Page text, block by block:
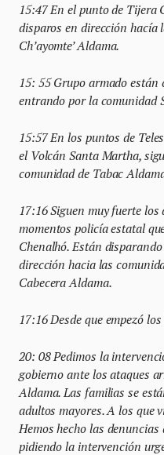
15:47 En el punto de Tijera
disparos en dirección hacía
Ch’ayomte’ Aldama.
15: 55 Grupo armado
entrando por la comunidad
15:57 En los puntos de
el Volcán Santa Martha,
comunidad de Tabac
17:16 Siguen muy fuerte
momentos policía estatal
Chenalhó. Están
dirección hacia las
Cabecera Aldama.
17:16 Desde que empezó
20: 08 Pedimos la
gobierno ante los ataques
Aldama. Las familias se
adultos mayores. A los que
Hemos hecho las
pidiendo la intervención